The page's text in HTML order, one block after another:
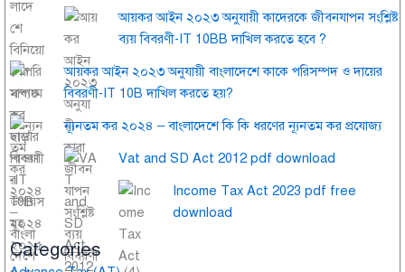
আয়কর আইন ২০২৩ অনুযায়ী কাদেরকে জীবনযাপন সংশ্লিষ্ট
ব্যয় বিবরণী-IT 10BB দাখিল করতে হবে ?
আয়কর আইন ২০২৩ অনুযায়ী বাংলাদেশে কাকে পরিসম্পদ ও দায়ের
বিবরণী-IT 10B দাখিল করতে হয়?
ন্যূনতম কর ২০২৪ – বাংলাদেশে কি কি ধরণের ন্যূনতম কর প্রযোজ্য
Vat and SD Act 2012 pdf download
Income Tax Act 2023 pdf free
download
Categories